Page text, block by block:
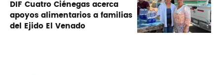
DIF Cuatro Ciénegas acerca
apoyos alimentarios a familias
del Ejido El Venado